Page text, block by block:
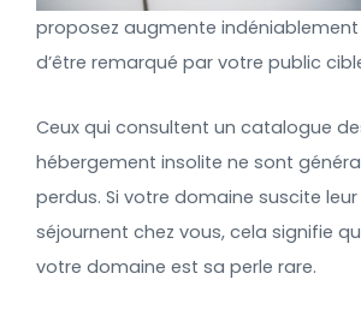
proposez augmente
d’être remarqué par votre public
Ceux qui consultent un catalogue
hébergement insolite ne sont
perdus. Si votre domaine suscite leur
séjournent chez vous, cela signifie
votre domaine est sa perle rare.